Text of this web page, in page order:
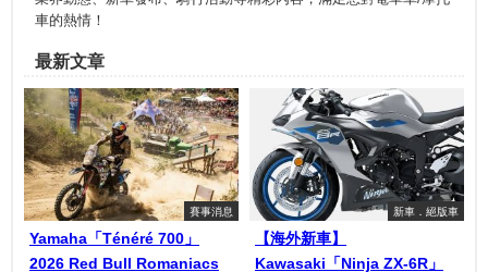
車的熱情！
最新文章
賽事消息
Yamaha「Ténéré 700」
2026 Red Bull Romaniacs
新車．絕版車
【海外新車】
Kawasaki「Ninja ZX-6R」